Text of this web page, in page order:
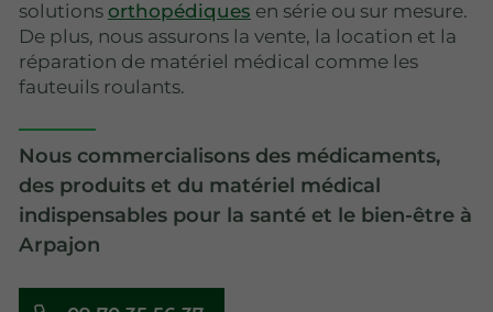
solutions orthopédiques en série ou sur mesure.
De plus, nous assurons la vente, la location et la
réparation de matériel médical comme les
fauteuils roulants.
Nous commercialisons des médicaments,
des produits et du matériel médical
indispensables pour la santé et le bien-être à
Arpajon